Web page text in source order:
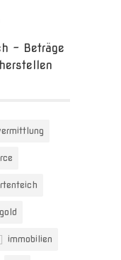
– Beträge
gold
immobilien